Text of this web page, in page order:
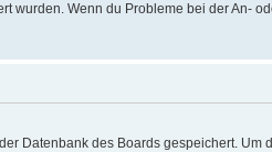
wurden. Wenn du Probleme bei der An-
Datenbank des Boards gespeichert.